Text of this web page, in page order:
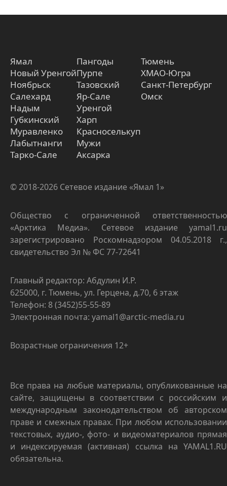
Ямал
Новый Уренгой
Ноябрьск
Салехард
Надым
Губкинский
Муравленко
Лабытнанги
Тарко-Сале
Пангоды
Пурпе
Тазовский
Яр-Сале
Уренгой
Харп
Красноселькуп
Мужи
Аксарка
Тюмень
ХМАО-Югра
Санкт-Петербург
Омск
© 2018-2026 Сетевое издание «Ямал 1»
Общество с ограниченной ответственностью
«Арктика Медиа». Сетевое издание yamal1.ru
зарегистрировано Роскомнадзором 04.05.2018 г.,
свидетельство Эл № ФС 77-72641
Главный редактор: Абдулин И.Р.
625000, г. Тюмень, ул. Герцена, д.70, 6 этаж
Телефон: 8 (3452)55-55-89
Электронная почта: yamal1@arctic-media.ru
Возрастные ограничения 12+
Все права на любые материалы, опубликованные на
сайте, защищены в соответствии с российским и
международным законодательством об авторском
праве и смежных правах. При любом использовании
текстовых, аудио-, фото- и видеоматериалов прямая
и индексируемая (активная) ссылка на YAMAL1.RU
обязательна.